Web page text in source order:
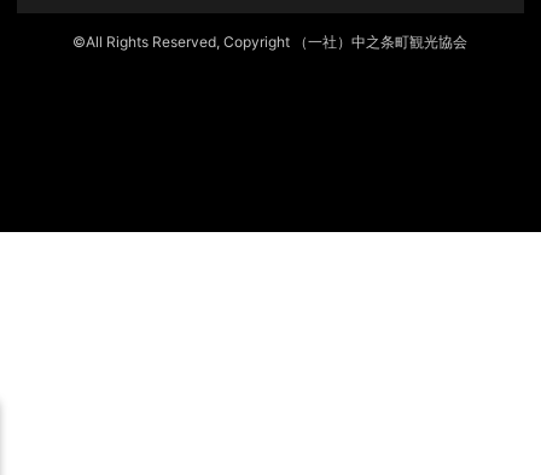
©All Rights Reserved, Copyright （一社）中之条町観光協会